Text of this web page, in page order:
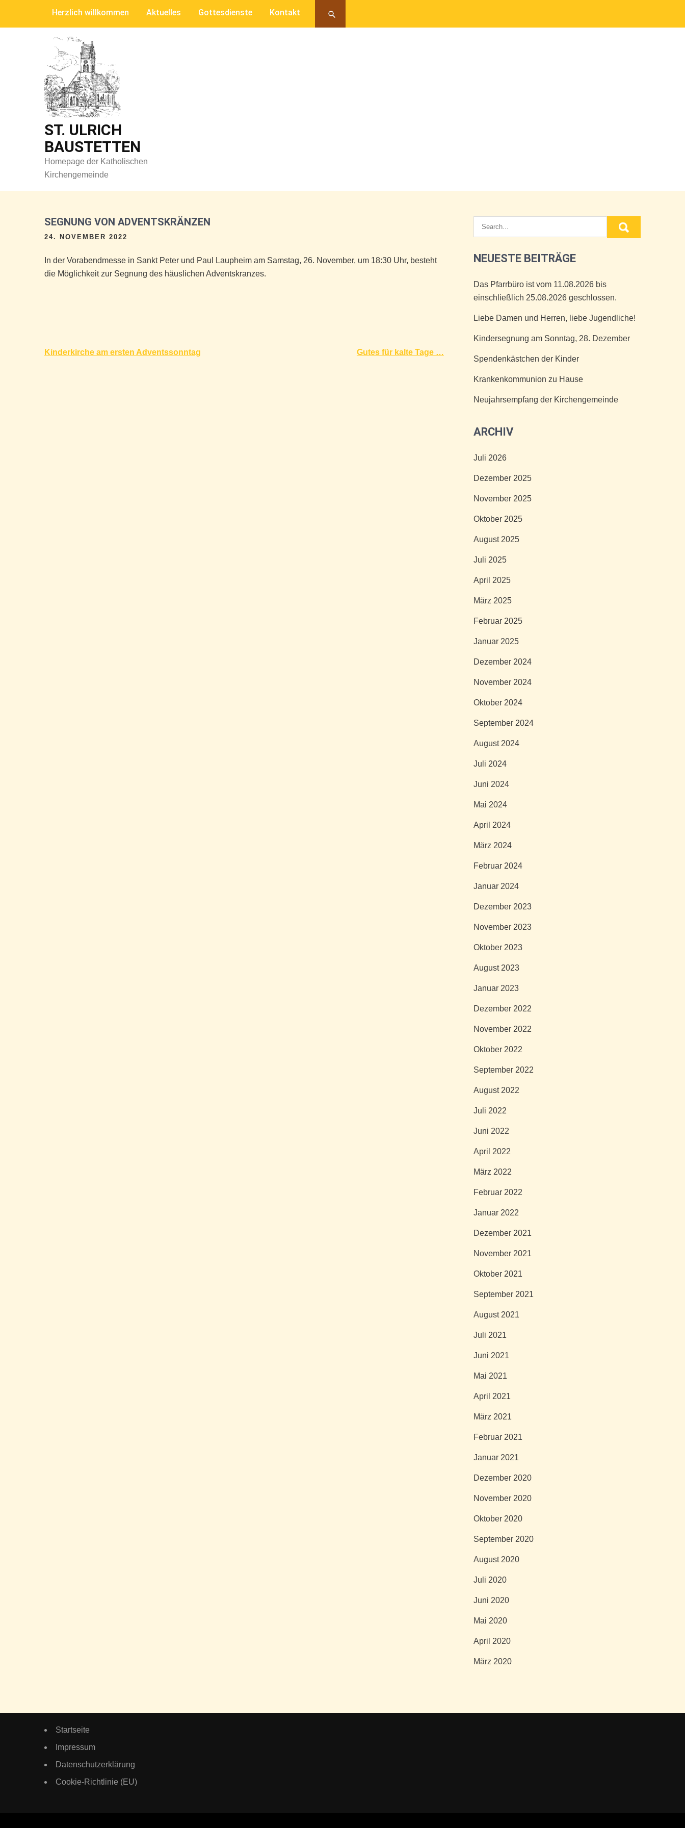
Herzlich willkommen Aktuelles Gottesdienste Kontakt
ST. ULRICH
BAUSTETTEN
Homepage der Katholischen
Kirchengemeinde
SEGNUNG VON ADVENTSKRÄNZEN
24. NOVEMBER 2022
In der Vorabendmesse in Sankt Peter und Paul Laupheim am Samstag, 26. November, um 18:30 Uhr, besteht
die Möglichkeit zur Segnung des häuslichen Adventskranzes.
Beitragsnavigation
Kinderkirche am ersten Adventssonntag Gutes für kalte Tage …
NEUESTE BEITRÄGE
Das Pfarrbüro ist vom 11.08.2026 bis
einschließlich 25.08.2026 geschlossen.
Liebe Damen und Herren, liebe Jugendliche!
Kindersegnung am Sonntag, 28. Dezember
Spendenkästchen der Kinder
Krankenkommunion zu Hause
Neujahrsempfang der Kirchengemeinde
ARCHIV
Juli 2026
Dezember 2025
November 2025
Oktober 2025
August 2025
Juli 2025
April 2025
März 2025
Februar 2025
Januar 2025
Dezember 2024
November 2024
Oktober 2024
September 2024
August 2024
Juli 2024
Juni 2024
Mai 2024
April 2024
März 2024
Februar 2024
Januar 2024
Dezember 2023
November 2023
Oktober 2023
August 2023
Januar 2023
Dezember 2022
November 2022
Oktober 2022
September 2022
August 2022
Juli 2022
Juni 2022
April 2022
März 2022
Februar 2022
Januar 2022
Dezember 2021
November 2021
Oktober 2021
September 2021
August 2021
Juli 2021
Juni 2021
Mai 2021
April 2021
März 2021
Februar 2021
Januar 2021
Dezember 2020
November 2020
Oktober 2020
September 2020
August 2020
Juli 2020
Juni 2020
Mai 2020
April 2020
März 2020
Startseite
Impressum
Datenschutzerklärung
Cookie-Richtlinie (EU)